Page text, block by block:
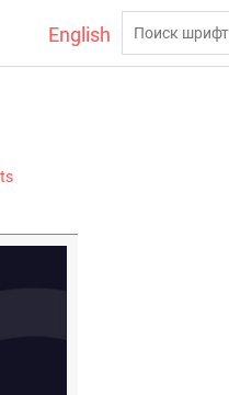
English